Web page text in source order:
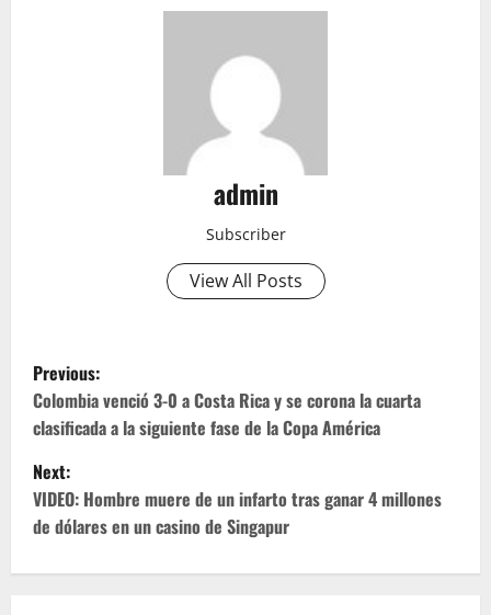
admin
Subscriber
View All Posts
P
o
s
t
n
Previous:
Colombia venció 3-0 a Costa Rica y se corona la cuarta
clasificada a la siguiente fase de la Copa América
Next:
VIDEO: Hombre muere de un infarto tras ganar 4 millones
de dólares en un casino de Singapur